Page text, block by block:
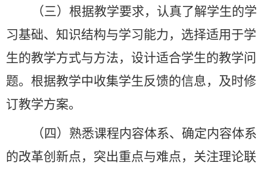
（三）根据教学要求，认真了解学生的学
习基础、知识结构与学习能力，选择适用于学
生的教学方式与方法，设计适合学生的教学问
题。根据教学中收集学生反馈的信息，及时修
订教学方案。
（四）熟悉课程内容体系、确定内容体系
的改革创新点，突出重点与难点，关注理论联